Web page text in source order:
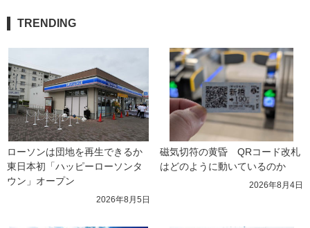
TRENDING
ローソンは団地を再生できるか
東日本初「ハッピーローソンタ
ウン」オープン
2026年8月5日
磁気切符の黄昏　QRコード改札
はどのように動いているのか
2026年8月4日